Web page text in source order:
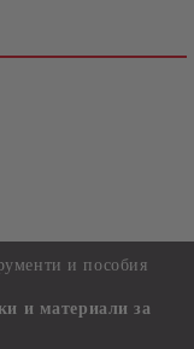
и пособия
и материали за